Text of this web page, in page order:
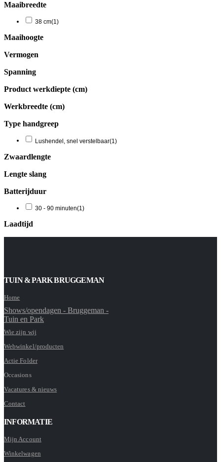
Maaibreedte
38 cm(1)
Maaihoogte
Vermogen
Spanning
Product werkdiepte (cm)
Werkbreedte (cm)
Type handgreep
Lushendel, snel verstelbaar(1)
Zwaardlengte
Lengte slang
Batterijduur
30 - 90 minuten(1)
Laadtijd
TUIN & PARK BRUGGEMAN
Home
Shows/opendagen - Bruggeman -
Tuin en Park
Wie zijn wij
Webwinkel/producten
Actie Folder
Occasions
Vacatures & nieuws
Contact
INFORMATIE
Mijn Account
Winkelwagen